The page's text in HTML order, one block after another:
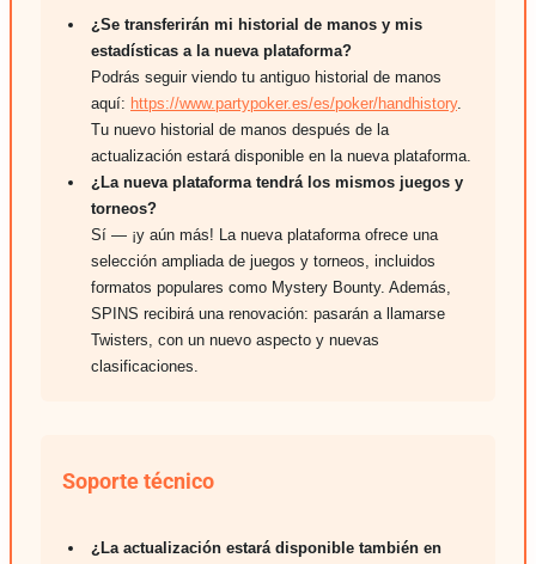
¿Se transferirán mi historial de manos y mis
estadísticas a la nueva plataforma?
Podrás seguir viendo tu antiguo historial de manos
aquí: https://www.partypoker.es/es/poker/handhistory.
Tu nuevo historial de manos después de la
actualización estará disponible en la nueva plataforma.
¿La nueva plataforma tendrá los mismos juegos y
torneos?
Sí — ¡y aún más! La nueva plataforma ofrece una
selección ampliada de juegos y torneos, incluidos
formatos populares como Mystery Bounty. Además,
SPINS recibirá una renovación: pasarán a llamarse
Twisters, con un nuevo aspecto y nuevas
clasificaciones.
Soporte técnico
¿La actualización estará disponible también en